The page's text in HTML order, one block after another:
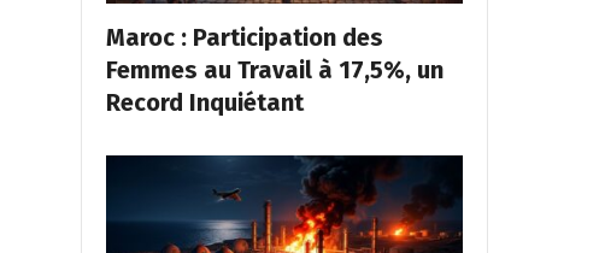
Maroc : Participation des
Femmes au Travail à 17,5%, un
Record Inquiétant